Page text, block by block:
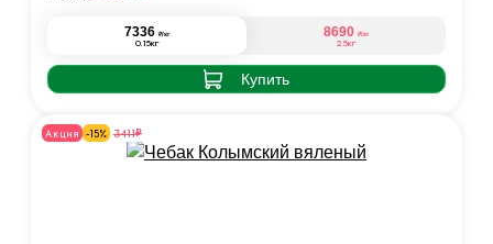
7336 ₽/кг
0.15кг
8690 ₽/кг
2.5кг
Купить
Акция -15% 3411₽